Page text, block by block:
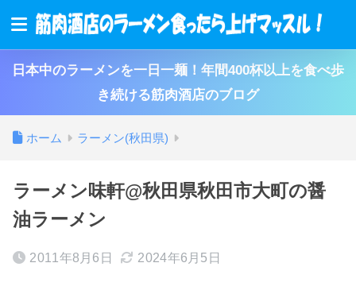
日本中のラーメンを一日一麺！年間400杯以上を食べ歩
き続ける筋肉酒店のブログ
ホーム ラーメン(秋田県)
ラーメン味軒@秋田県秋田市大町の醤
油ラーメン
2011年8月6日 2024年6月5日